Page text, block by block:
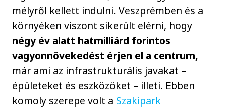
mélyről kellett indulni. Veszprémben és a
környéken viszont sikerült elérni, hogy
négy év alatt hatmilliárd forintos
vagyonnövekedést érjen el a centrum,
már ami az infrastrukturális javakat –
épületeket és eszközöket – illeti. Ebben
komoly szerepe volt a Szakipark